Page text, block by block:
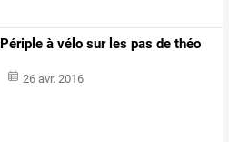
Périple à vélo sur les pas de théo
26 avr. 2016